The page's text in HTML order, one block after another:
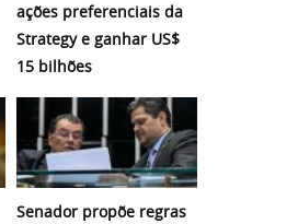
ações preferenciais da
Strategy e ganhar US$
15 bilhões
Senador propõe regras